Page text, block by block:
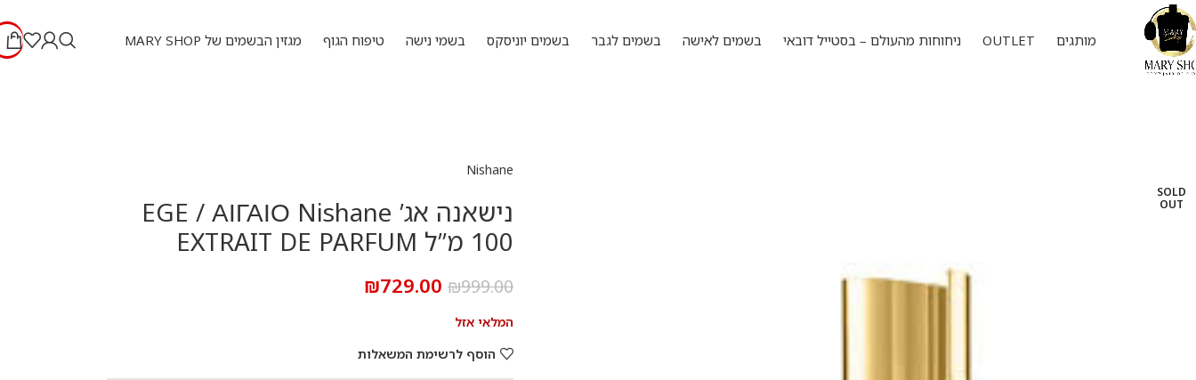
מותגים OUTLET ניחוחות מהעולם – בסטייל דובאי בשמים לאישה בשמים לגבר בשמים יוניסקס בשמי נישה טיפוח הגוף מגזין הבשמים של MARY SHOP
SOLD
OUT
Nishane
נישאנה אג’ EGE / ΑΙΓΑΙΟ Nishane
100 מ”ל EXTRAIT DE PARFUM
₪999.00
₪729.00
המלאי אזל
הוסף לרשימת המשאלות